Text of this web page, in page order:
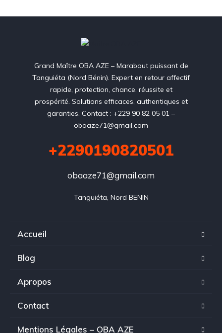
Grand Maître OBA AZE – Marabout puissant de
Tanguiéta (Nord Bénin). Expert en retour affectif
rapide, protection, chance, réussite et
prospérité. Solutions efficaces, authentiques et
garanties. Contact : +229 90 82 05 01 –
obaaze71@gmail.com
+2290190820501
obaaze71@gmail.com
Tanguiéta, Nord BENIN
Accueil
Blog
Apropos
Contact
Mentions Légales – OBA AZE